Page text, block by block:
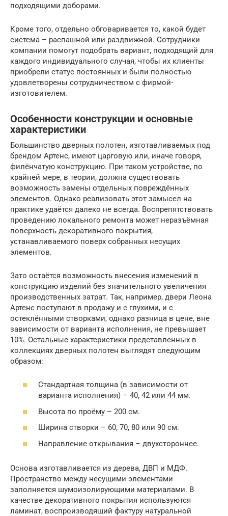
подходящими доборами.
Кроме того, отдельно обговаривается то, какой будет
система – распашной или раздвижной. Сотрудники
компании помогут подобрать вариант, подходящий для
каждого индивидуального случая, чтобы их клиенты
приобрели статус постоянных и были полностью
удовлетворены сотрудничеством с фирмой-
изготовителем.
Особенности конструкции и основные
характеристики
Большинство дверных полотен, изготавливаемых под
брендом Артенс, имеют царговую или, иначе говоря,
филёнчатую конструкцию. При таком устройстве, по
крайней мере, в теории, должна существовать
возможность замены отдельных повреждённых
элементов. Однако реализовать этот замысел на
практике удаётся далеко не всегда. Воспрепятствовать
проведению локального ремонта может неразъёмная
поверхность декоративного покрытия,
устанавливаемого поверх собранных несущих
элементов.
Зато остаётся возможность внесения изменений в
конструкцию изделий без значительного увеличения
производственных затрат. Так, например, двери Леона
Артенс поступают в продажу и с глухими, и с
остеклёнными створками, однако разница в цене, вне
зависимости от варианта исполнения, не превышает
10%. Остальные характеристики представленных в
коллекциях дверных полотен выглядят следующим
образом:
Стандартная толщина (в зависимости от
варианта исполнения) – 40, 42 или 44 мм.
Высота по проёму – 200 см.
Ширина створки – 60, 70, 80 или 90 см.
Направление открывания – двухстороннее.
Основа изготавливается из дерева, ДВП и МДФ.
Пространство между несущими элементами
заполняется шумоизолирующими материалами. В
качестве декоративного покрытия используются
ламинат, воспроизводящий фактуру натуральной